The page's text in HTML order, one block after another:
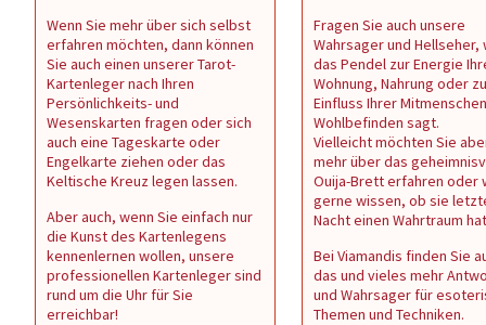
Wenn Sie mehr über sich selbst
erfahren möchten, dann können
Sie auch einen unserer Tarot-
Kartenleger nach Ihren
Persönlichkeits- und
Wesenskarten fragen oder sich
auch eine Tageskarte oder
Engelkarte ziehen oder das
Keltische Kreuz legen lassen.
Aber auch, wenn Sie einfach nur
die Kunst des Kartenlegens
kennenlernen wollen, unsere
professionellen Kartenleger sind
rund um die Uhr für Sie
erreichbar!
Fragen Sie auch unsere
Wahrsager und Hellseher,
das Pendel zur Energie
Wohnung, Nahrung oder
Einfluss Ihrer
Wohlbefinden sagt.
Vielleicht möchten Sie
mehr über das
Ouija-Brett erfahren oder
gerne wissen, ob sie
Nacht einen Wahrtraum
Bei Viamandis finden Sie
das und vieles mehr
und Wahrsager für
Themen und Techniken.